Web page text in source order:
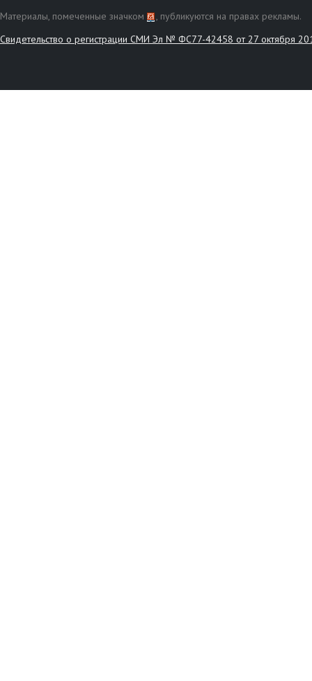
Материалы, помеченные значком
, публикуются на правах рекламы.
Свидетельство о регистрации СМИ Эл № ФС77-42458 от 27 октября